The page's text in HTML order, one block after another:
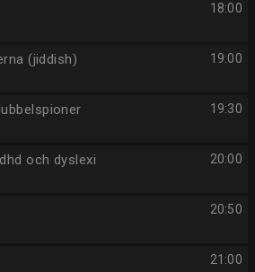
18:00
19:00
(jiddish)
19:30
20:00
och dyslexi
20:50
21:00